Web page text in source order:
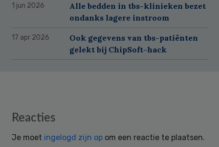
1 jun 2026
Alle bedden in tbs-klinieken bezet
ondanks lagere instroom
17 apr 2026
Ook gegevens van tbs-patiënten
gelekt bij ChipSoft-hack
Reader
Reacties
Je moet ingelogd zijn op om een reactie te plaatsen.